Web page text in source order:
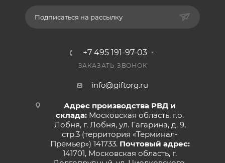
Подписаться на рассылку
+7 495 191-97-03
ЗАКАЗАТЬ ЗВОНОК
info@giftorg.ru
Адрес производства РВД и
склада: Московская область, г.о.
Лобня, г. Лобня, ул. Гагарина, д. 9,
стр.3 (территория «Терминал-
Премьер») 141733. Почтовый адрес:
141701, Московская область, г.